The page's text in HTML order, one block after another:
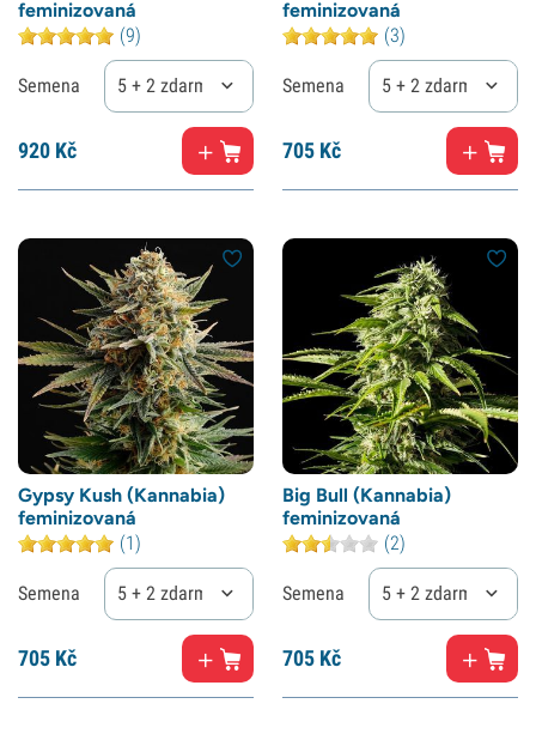
feminizovaná
(9)
Semena 5 + 2 zdarma
920 Kč
feminizovaná
(3)
Semena 5 + 2 zdarma
705 Kč
Gypsy Kush (Kannabia)
feminizovaná
(1)
Semena 5 + 2 zdarma
705 Kč
Big Bull (Kannabia)
feminizovaná
(2)
Semena 5 + 2 zdarma
705 Kč